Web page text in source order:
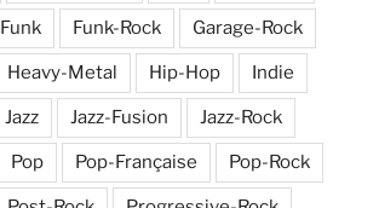
Funk Funk-Rock Garage-Rock
Heavy-Metal Hip-Hop Indie
Jazz Jazz-Fusion Jazz-Rock
Pop Pop-Française Pop-Rock